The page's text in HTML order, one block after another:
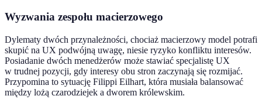
Wyzwania zespołu macierzowego
Dylematy dwóch przynależności, chociaż macierzowy model potrafi
skupić na UX podwójną uwagę, niesie ryzyko konfliktu interesów.
Posiadanie dwóch menedżerów może stawiać specjalistę UX
w trudnej pozycji, gdy interesy obu stron zaczynają się rozmijać.
Przypomina to sytuację Filippi Eilhart, która musiała balansować
między lożą czarodziejek a dworem królewskim.